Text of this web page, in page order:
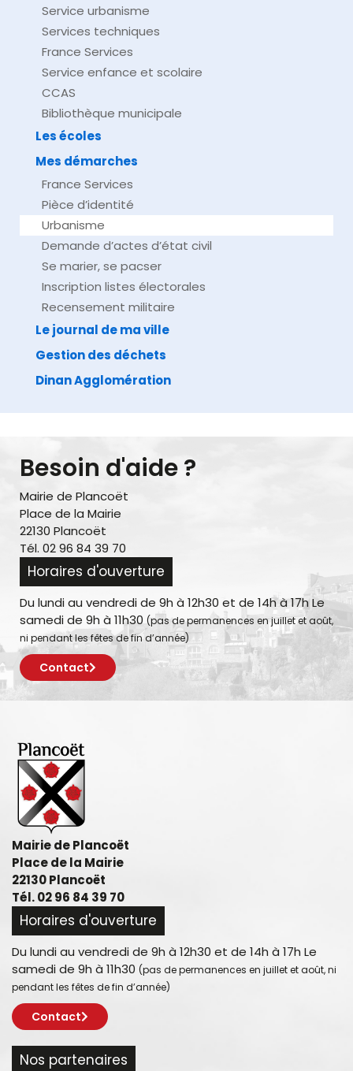
Service urbanisme
Services techniques
France Services
Service enfance et scolaire
CCAS
Bibliothèque municipale
Les écoles
Mes démarches
France Services
Pièce d’identité
Urbanisme
Demande d’actes d’état civil
Se marier, se pacser
Inscription listes électorales
Recensement militaire
Le journal de ma ville
Gestion des déchets
Dinan Agglomération
Besoin d'aide ?
Mairie de Plancoët
Place de la Mairie
22130 Plancoët
Tél. 02 96 84 39 70
Horaires d'ouverture
Du lundi au vendredi de 9h à 12h30 et de 14h à 17h Le
samedi de 9h à 11h30 (pas de permanences en juillet et août,
ni pendant les fêtes de fin d’année)
Contact
Mairie de Plancoët
Place de la Mairie
22130 Plancoët
Tél. 02 96 84 39 70
Horaires d'ouverture
Du lundi au vendredi de 9h à 12h30 et de 14h à 17h Le
samedi de 9h à 11h30 (pas de permanences en juillet et août, ni
pendant les fêtes de fin d’année)
Contact
Nos partenaires